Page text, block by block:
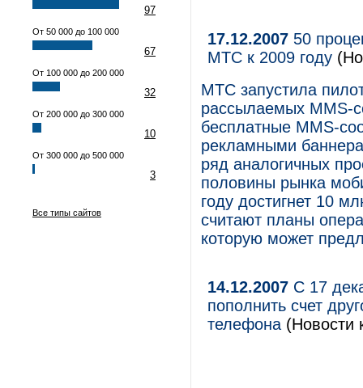
97
От 50 000 до 100 000
67
От 100 000 до 200 000
32
От 200 000 до 300 000
10
От 300 000 до 500 000
3
Все типы сайтов
17.12.2007 50
МТС к 2009 году
МТС запустила
рассылаемых MMS-
бесплатные MMS-
рекламными
ряд аналогичных
половины рынка
году достигнет 10
считают планы
которую может
14.12.2007 С 17
пополнить счет
телефона (Новости